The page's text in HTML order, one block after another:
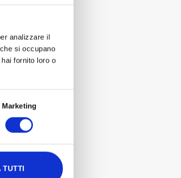
analizzare il
si occupano
fornito loro o
Marketing
TUTTI